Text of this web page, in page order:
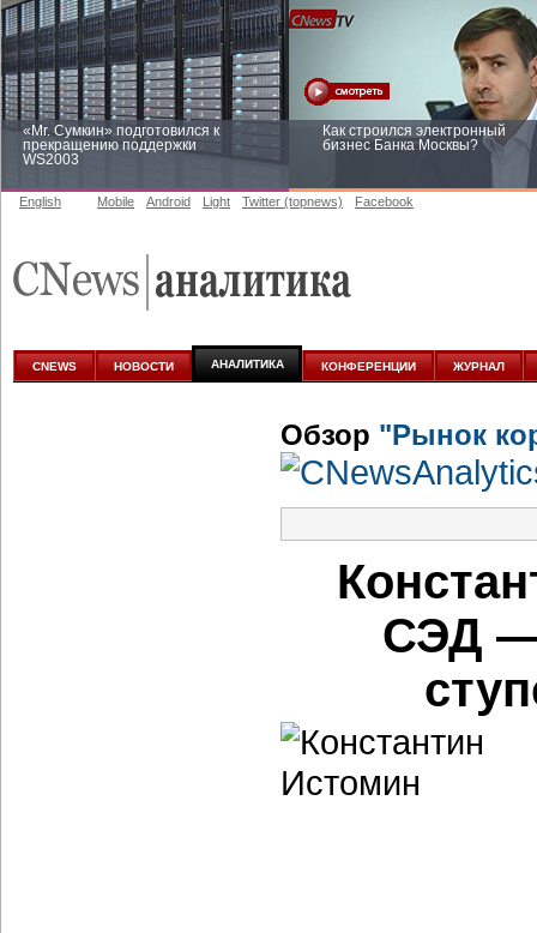
«Mr. Сумкин» подготовился к
прекращению поддержки
WS2003
Как строился электронный
бизнес Банка Москвы?
аналитике
English Mobile Android Light Twitter (topnews) Facebook
CNEWS НОВОСТИ АНАЛИТИКА КОНФЕРЕНЦИИ ЖУРНАЛ
Обзор "Рынок
СЭД —